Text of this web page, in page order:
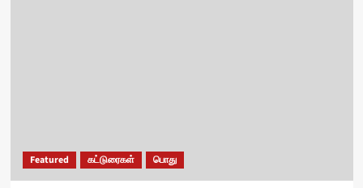
Featured கட்டுரைகள் பொது